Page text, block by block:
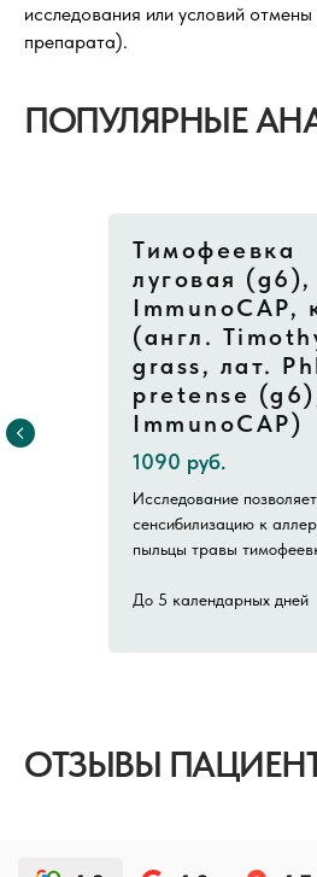
исследования или условий
препарата).
ПОПУЛЯРНЫЕ
Тимофеевка
луговая (g6),
ImmunoCAP,
(англ.
grass, лат.
pretense
ImmunoCAP)
1090 руб.
Исследование
сенсибилизацию к
пыльцы травы
До 5 календарных дней
ОТЗЫВЫ